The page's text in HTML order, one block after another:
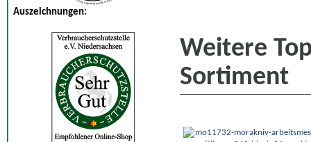
Auszeichnungen:
Weitere
Sortiment